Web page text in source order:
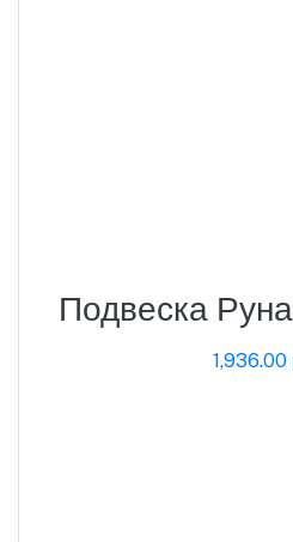
Подвеска
1,936.00